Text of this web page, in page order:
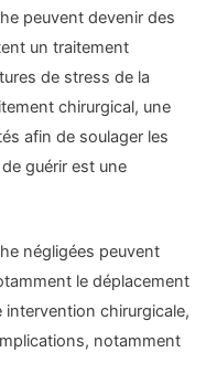
peuvent devenir des
un traitement
de stress de la
chirurgical, une
afin de soulager les
guérir est une
négligées peuvent
le déplacement
intervention chirurgicale,
notamment